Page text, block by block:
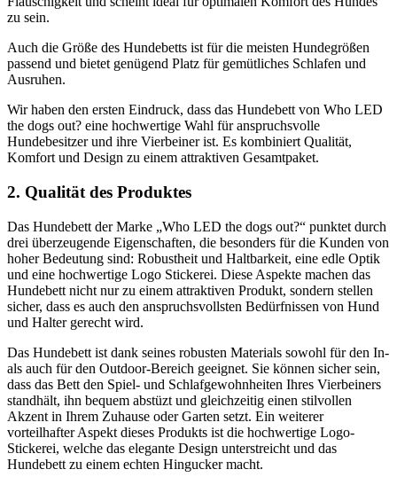
zu sein.
Auch die Größe des Hundebetts ist für die meisten Hundegrößen
passend und bietet genügend Platz für gemütliches Schlafen und
Ausruhen.
Wir haben den ersten Eindruck, dass das Hundebett von Who LED
the dogs out? eine hochwertige Wahl für anspruchsvolle
Hundebesitzer und ihre Vierbeiner ist. Es kombiniert Qualität,
Komfort und Design zu einem attraktiven Gesamtpaket.
2. Qualität des Produktes
Das Hundebett der Marke „Who LED the dogs out?“ punktet durch
drei überzeugende Eigenschaften, die besonders für die Kunden von
hoher Bedeutung sind: Robustheit und Haltbarkeit, eine edle Optik
und eine hochwertige Logo Stickerei. Diese Aspekte machen das
Hundebett nicht nur zu einem attraktiven Produkt, sondern stellen
sicher, dass es auch den anspruchsvollsten Bedürfnissen von Hund
und Halter gerecht wird.
Das Hundebett ist dank seines robusten Materials sowohl für den In-
als auch für den Outdoor-Bereich geeignet. Sie können sicher sein,
dass das Bett den Spiel- und Schlafgewohnheiten Ihres Vierbeiners
standhält, ihn bequem abstüzt und gleichzeitig einen stilvollen
Akzent in Ihrem Zuhause oder Garten setzt. Ein weiterer
vorteilhafter Aspekt dieses Produkts ist die hochwertige Logo-
Stickerei, welche das elegante Design unterstreicht und das
Hundebett zu einem echten Hingucker macht.